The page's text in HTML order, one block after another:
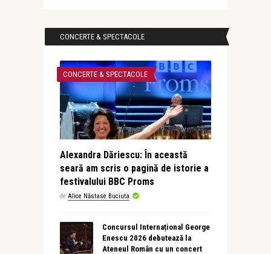
CONCERTE & SPECTACOLE
CONCERTE & SPECTACOLE
Alexandra Dăriescu: În această
seară am scris o pagină de istorie a
festivalului BBC Proms
de Alice Năstase Buciuta
Concursul Internațional George
Enescu 2026 debutează la
Ateneul Român cu un concert